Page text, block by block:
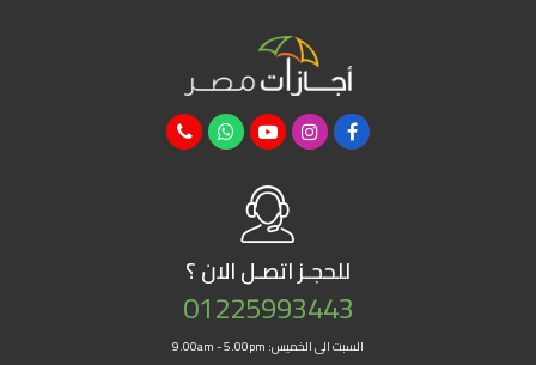
للحجـزاتصـل الان ؟
01225993443
السبت الى الخميس: 9.00am - 5.00pm